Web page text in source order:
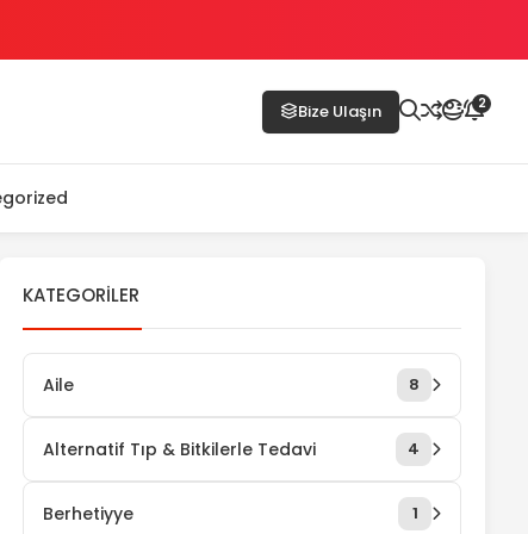
Bize Ulaşın 2
KATEGORILER
Aile 8
Alternatif Tıp & Bitkilerle Tedavi 4
Berhetiyye 1